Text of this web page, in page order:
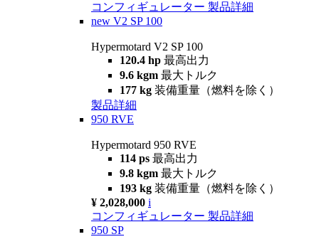
コンフィギュレーター 製品詳細
new V2 SP 100
Hypermotard V2 SP 100
120.4 hp 最高出力
9.6 kgm 最大トルク
177 kg 装備重量（燃料を除く）
製品詳細
950 RVE
Hypermotard 950 RVE
114 ps 最高出力
9.8 kgm 最大トルク
193 kg 装備重量（燃料を除く）
¥ 2,028,000 i
コンフィギュレーター 製品詳細
950 SP